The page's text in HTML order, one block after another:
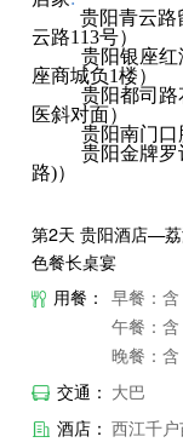
贵阳青云路留
云路113号）
贵阳银座红汤
座商城负1楼）
贵阳都司路
医斜对面）
贵阳南门口肠
贵阳金牌罗记
路)）
第2天 贵阳酒店—
色餐长桌宴
用餐： 早餐：含
午餐：含
晚餐：含
交通： 大巴
酒店： 西江千